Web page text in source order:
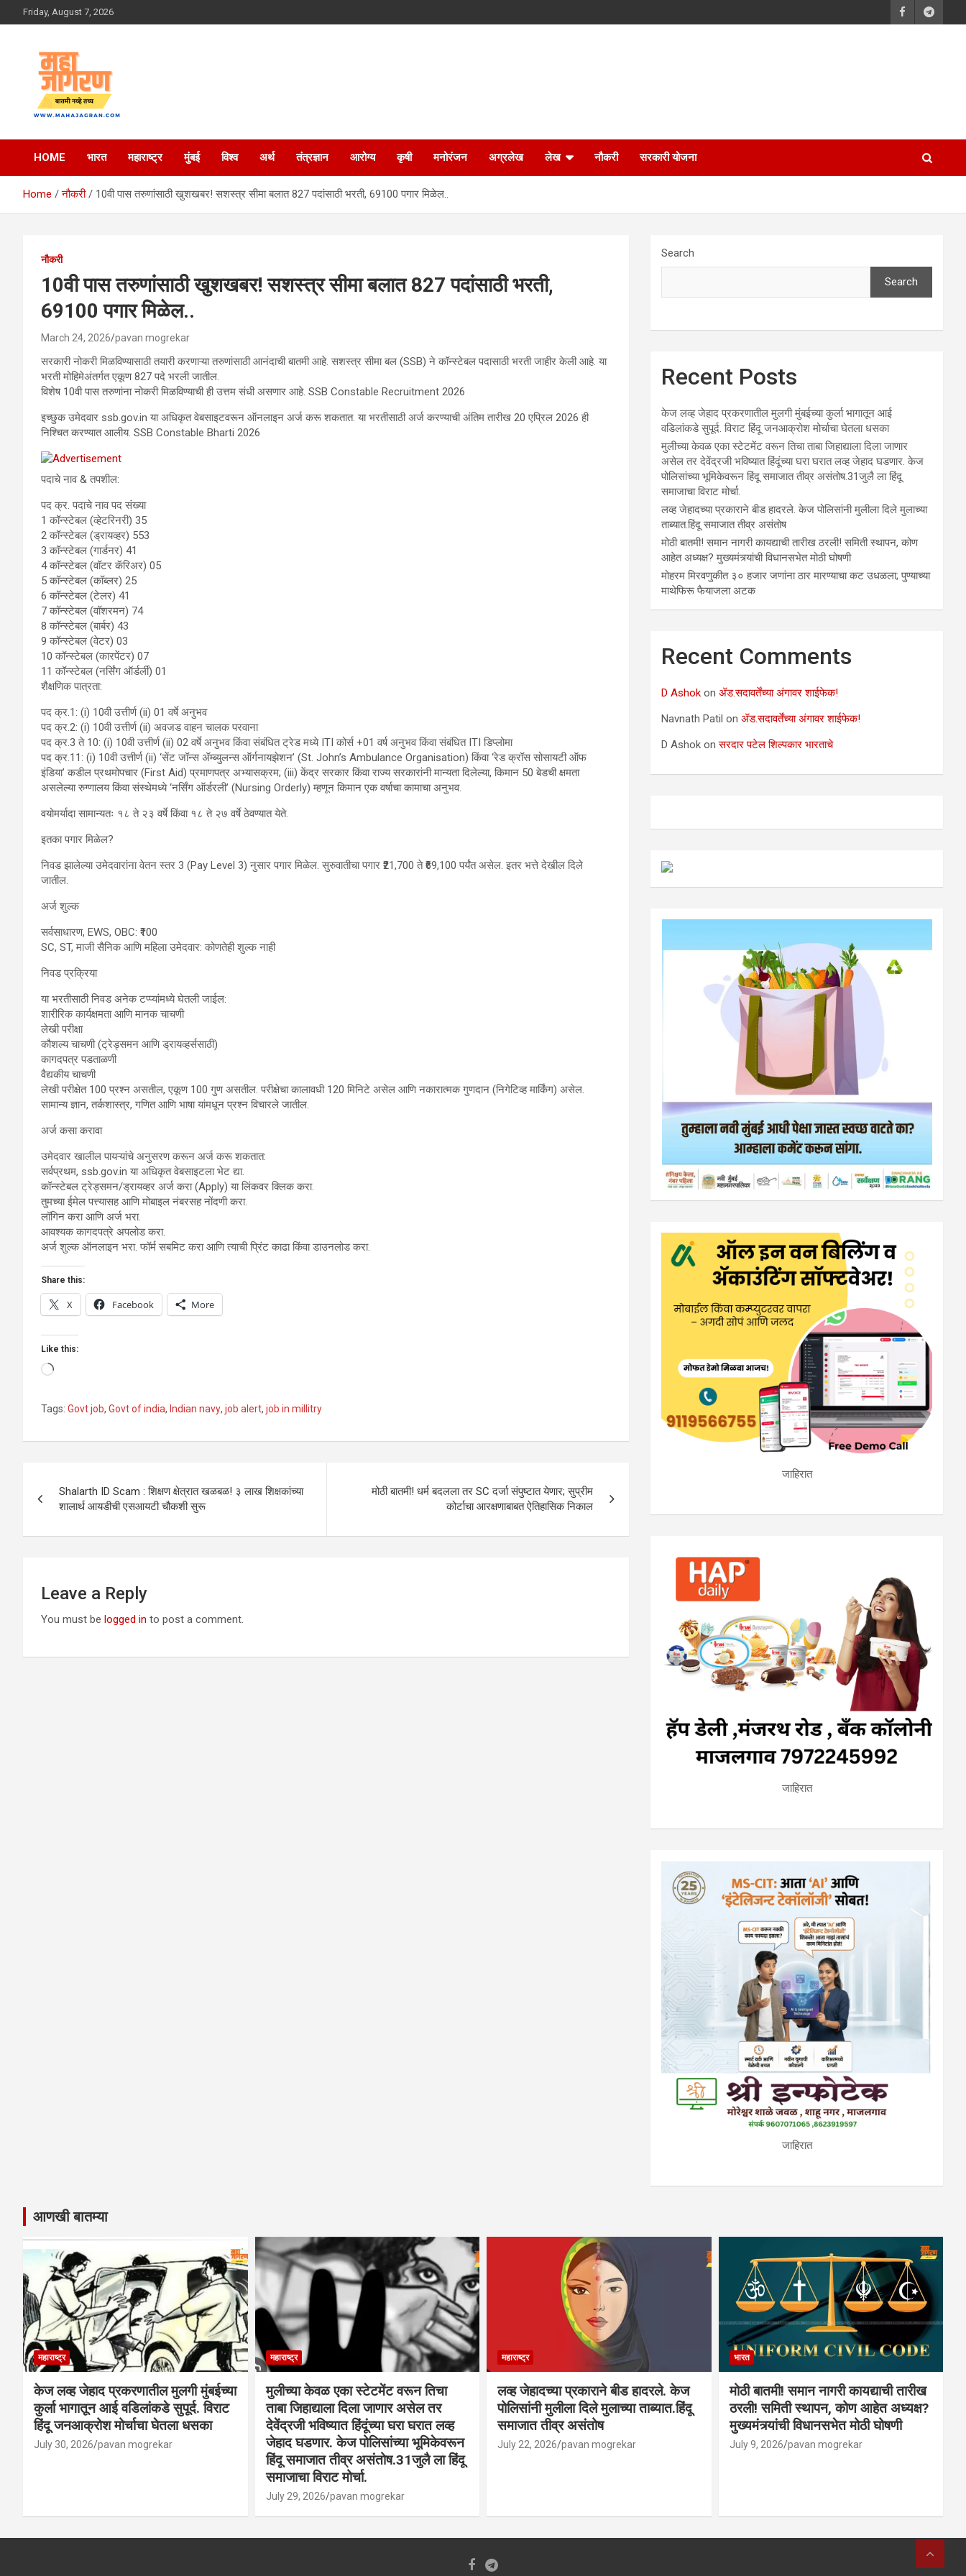
to
Friday, August 7, 2026
महा जागरण
HOME भारत महाराष्ट्र मुंबई विश्व अर्थ तंत्रज्ञान आरोग्य कृषी मनोरंजन अग्रलेख लेख नौकरी सरकारी योजना
Home नौकरी 10वी पास तरुणांसाठी खुशखबर! सशस्त्र सीमा बलात 827 पदांसाठी भरती, 69100 पगार मिळेल..
नौकरी
10वी पास तरुणांसाठी खुशखबर! सशस्त्र सीमा बलात 827 पदांसाठी भरती,
69100 पगार मिळेल..
March 24, 2026 pavan mogrekar
सरकारी नोकरी मिळविण्यासाठी तयारी करणाऱ्या तरुणांसाठी आनंदाची बातमी आहे. सशस्त्र सीमा बल (SSB) ने कॉन्स्टेबल पदासाठी भरती जाहीर केली आहे. या
भरती मोहिमेअंतर्गत एकूण 827 पदे भरली जातील.
विशेष 10वी पास तरुणांना नोकरी मिळविण्याची ही उत्तम संधी असणार आहे. SSB Constable Recruitment 2026
इच्छुक उमेदवार ssb.gov.in या अधिकृत वेबसाइटवरून ऑनलाइन अर्ज करू शकतात. या भरतीसाठी अर्ज करण्याची अंतिम तारीख 20 एप्रिल 2026 ही
निश्चित करण्यात आलीय. SSB Constable Bharti 2026
पदाचे नाव & तपशील:
पद क्र. पदाचे नाव पद संख्या
1 कॉन्स्टेबल (व्हेटरिनरी) 35
2 कॉन्स्टेबल (ड्रायव्हर) 553
3 कॉन्स्टेबल (गार्डनर) 41
4 कॉन्स्टेबल (वॉटर कॅरिअर) 05
5 कॉन्स्टेबल (कॉब्लर) 25
6 कॉन्स्टेबल (टेलर) 41
7 कॉन्स्टेबल (वॉशरमन) 74
8 कॉन्स्टेबल (बार्बर) 43
9 कॉन्स्टेबल (वेटर) 03
10 कॉन्स्टेबल (कारपेंटर) 07
11 कॉन्स्टेबल (नर्सिंग ऑर्डर्ली) 01
शैक्षणिक पात्रता:
पद क्र.1: (i) 10वी उत्तीर्ण (ii) 01 वर्षे अनुभव
पद क्र.2: (i) 10वी उत्तीर्ण (ii) अवजड वाहन चालक परवाना
पद क्र.3 ते 10: (i) 10वी उत्तीर्ण (ii) 02 वर्षे अनुभव किंवा संबंधित ट्रेड मध्ये ITI कोर्स +01 वर्ष अनुभव किंवा संबंधित ITI डिप्लोमा
पद क्र.11: (i) 10वी उत्तीर्ण (ii) ‘सेंट जॉन्स ॲम्ब्युलन्स ऑर्गनायझेशन’ (St. John’s Ambulance Organisation) किंवा ‘रेड क्रॉस सोसायटी ऑफ
इंडिया’ कडील प्रथमोपचार (First Aid) प्रमाणपत्र अभ्यासक्रम; (iii) केंद्र सरकार किंवा राज्य सरकारांनी मान्यता दिलेल्या, किमान 50 बेडची क्षमता
असलेल्या रुग्णालय किंवा संस्थेमध्ये ‘नर्सिंग ऑर्डरली’ (Nursing Orderly) म्हणून किमान एक वर्षाचा कामाचा अनुभव.
वयोमर्यादा सामान्यतः १८ ते २३ वर्षे किंवा १८ ते २७ वर्षे ठेवण्यात येते.
इतका पगार मिळेल?
निवड झालेल्या उमेदवारांना वेतन स्तर 3 (Pay Level 3) नुसार पगार मिळेल. सुरुवातीचा पगार ₹21,700 ते ₹69,100 पर्यंत असेल. इतर भत्ते देखील दिले
जातील.
अर्ज शुल्क
सर्वसाधारण, EWS, OBC: ₹100
SC, ST, माजी सैनिक आणि महिला उमेदवार: कोणतेही शुल्क नाही
निवड प्रक्रिया
या भरतीसाठी निवड अनेक टप्प्यांमध्ये घेतली जाईल:
शारीरिक कार्यक्षमता आणि मानक चाचणी
लेखी परीक्षा
कौशल्य चाचणी (ट्रेड्समन आणि ड्रायव्हर्ससाठी)
कागदपत्र पडताळणी
वैद्यकीय चाचणी
लेखी परीक्षेत 100 प्रश्न असतील, एकूण 100 गुण असतील. परीक्षेचा कालावधी 120 मिनिटे असेल आणि नकारात्मक गुणदान (निगेटिव्ह मार्किंग) असेल.
सामान्य ज्ञान, तर्कशास्त्र, गणित आणि भाषा यांमधून प्रश्न विचारले जातील.
अर्ज कसा करावा
उमेदवार खालील पायऱ्यांचे अनुसरण करून अर्ज करू शकतात:
सर्वप्रथम, ssb.gov.in या अधिकृत वेबसाइटला भेट द्या.
कॉन्स्टेबल ट्रेड्समन/ड्रायव्हर अर्ज करा (Apply) या लिंकवर क्लिक करा.
तुमच्या ईमेल पत्त्यासह आणि मोबाइल नंबरसह नोंदणी करा.
लॉगिन करा आणि अर्ज भरा.
आवश्यक कागदपत्रे अपलोड करा.
अर्ज शुल्क ऑनलाइन भरा. फॉर्म सबमिट करा आणि त्याची प्रिंट काढा किंवा डाउनलोड करा.
Share this:
X Facebook More
Like this:
Loading…
Tags: Govt job, Govt of india, Indian navy, job alert, job in millitry
navigation
Shalarth ID Scam : शिक्षण क्षेत्रात खळबळ! ३ लाख शिक्षकांच्या
शालार्थ आयडीची एसआयटी चौकशी सुरू
मोठी बातमी! धर्म बदलला तर SC दर्जा संपुष्टात येणार; सुप्रीम
कोर्टाचा आरक्षणाबाबत ऐतिहासिक निकाल
Leave a Reply
You must be logged in to post a comment.
Search
Search
Recent Posts
केज लव्ह जेहाद प्रकरणातील मुलगी मुंबईच्या कुर्ला भागातून आई
वडिलांकडे सुपूर्द. विराट हिंदू जनआक्रोश मोर्चाचा घेतला धसका
मुलीच्या केवळ एका स्टेटमेंट वरून तिचा ताबा जिहाद्याला दिला जाणार
असेल तर देवेंद्रजी भविष्यात हिंदूंच्या घरा घरात लव्ह जेहाद घडणार. केज
पोलिसांच्या भूमिकेवरून हिंदू समाजात तीव्र असंतोष.31जुलै ला हिंदू
समाजाचा विराट मोर्चा.
लव्ह जेहादच्या प्रकाराने बीड हादरले. केज पोलिसांनी मुलीला दिले मुलाच्या
ताब्यात.हिंदू समाजात तीव्र असंतोष
मोठी बातमी! समान नागरी कायद्याची तारीख ठरली! समिती स्थापन, कोण
आहेत अध्यक्ष? मुख्यमंत्र्यांची विधानसभेत मोठी घोषणी
मोहरम मिरवणुकीत ३० हजार जणांना ठार मारण्‍याचा कट उधळला; पुण्‍याच्‍या
माथेफिरू फैयाजला अटक
Recent Comments
D Ashok onॲड.सदावर्तेंच्या अंगावर शाईफेक!
Navnath Patil onॲड.सदावर्तेंच्या अंगावर शाईफेक!
D Ashok onसरदार पटेल शिल्पकार भारताचे
जाहिरात
जाहिरात
जाहिरात
आणखी बातम्या
महाराष्ट्र
केज लव्ह जेहाद प्रकरणातील मुलगी मुंबईच्या
कुर्ला भागातून आई वडिलांकडे सुपूर्द. विराट
हिंदू जनआक्रोश मोर्चाचा घेतला धसका
July 30, 2026 pavan mogrekar
महाराष्ट्र
मुलीच्या केवळ एका स्टेटमेंट वरून तिचा
ताबा जिहाद्याला दिला जाणार असेल तर
देवेंद्रजी भविष्यात हिंदूंच्या घरा घरात लव्ह
जेहाद घडणार. केज पोलिसांच्या भूमिकेवरून
हिंदू समाजात तीव्र असंतोष.31जुलै ला हिंदू
समाजाचा विराट मोर्चा.
July 29, 2026 pavan mogrekar
महाराष्ट्र
लव्ह जेहादच्या प्रकाराने बीड हादरले. केज
पोलिसांनी मुलीला दिले मुलाच्या ताब्यात.हिंदू
समाजात तीव्र असंतोष
July 22, 2026 pavan mogrekar
भारत
मोठी बातमी! समान नागरी कायद्याची तारीख
ठरली! समिती स्थापन, कोण आहेत अध्यक्ष?
मुख्यमंत्र्यांची विधानसभेत मोठी घोषणी
July 9, 2026 pavan mogrekar